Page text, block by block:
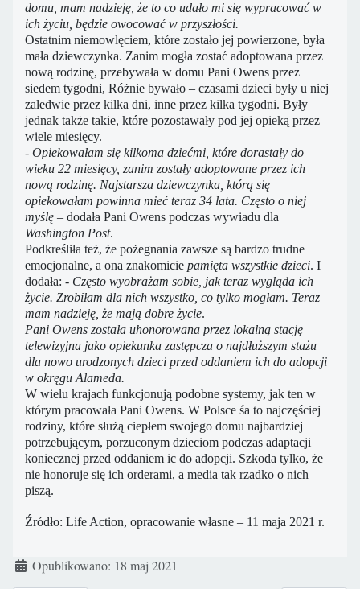
domu, mam nadzieję, że to co udało mi się wypracować w
ich życiu, będzie owocować w przyszłości.
Ostatnim niemowlęciem, które zostało jej powierzone, była
mała dziewczynka. Zanim mogła zostać adoptowana przez
nową rodzinę, przebywała w domu Pani Owens przez
siedem tygodni, Różnie bywało – czasami dzieci były u niej
zaledwie przez kilka dni, inne przez kilka tygodni. Były
jednak także takie, które pozostawały pod jej opieką przez
wiele miesięcy.
- Opiekowałam się kilkoma dziećmi, które dorastały do
wieku 22 miesięcy, zanim zostały adoptowane przez ich
nową rodzinę. Najstarsza dziewczynka, którą się
opiekowałam powinna mieć teraz 34 lata. Często o niej
myślę – dodała Pani Owens podczas wywiadu dla
Washington Post.
Podkreśliła też, że pożegnania zawsze są bardzo trudne
emocjonalne, a ona znakomicie pamięta wszystkie dzieci. I
dodała: - Często wyobrażam sobie, jak teraz wygląda ich
życie. Zrobiłam dla nich wszystko, co tylko mogłam. Teraz
mam nadzieję, że mają dobre życie.
Pani Owens została uhonorowana przez lokalną stację
telewizyjna jako opiekunka zastępcza o najdłuższym stażu
dla nowo urodzonych dzieci przed oddaniem ich do adopcji
w okręgu Alameda.
W wielu krajach funkcjonują podobne systemy, jak ten w
którym pracowała Pani Owens. W Polsce śa to najczęściej
rodziny, które służą ciepłem swojego domu najbardziej
potrzebującym, porzuconym dzieciom podczas adaptacji
koniecznej przed oddaniem ic do adopcji. Szkoda tylko, że
nie honoruje się ich orderami, a media tak rzadko o nich
piszą.
Źródło: Life Action, opracowanie własne – 11 maja 2021 r.
Szczegóły
Opublikowano: 18 maj 2021